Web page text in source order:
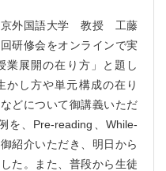
京外国語大学 教授 工藤
研修会をオンラインで実
業展開の在り方 」と題し
かし方や単元構成の在り
どについて御講義いただ
を、Pre-reading、While-
紹介いただき、明日から
た。また、普段から生徒